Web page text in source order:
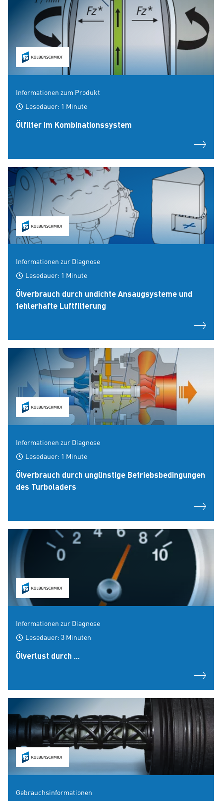
Informationen zum Produkt
Lesedauer: 1 Minute
Ölfilter im Kombinationssystem
Informationen zur Diagnose
Lesedauer: 1 Minute
Ölverbrauch durch undichte Ansaugsysteme und
fehlerhafte Luftfilterung
Informationen zur Diagnose
Lesedauer: 1 Minute
Ölverbrauch durch ungünstige Betriebsbedingungen
des Turboladers
Informationen zur Diagnose
Lesedauer: 3 Minuten
Ölverlust durch ...
Gebrauchsinformationen